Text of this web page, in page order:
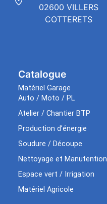
Catalogue
Matériel Garage
Auto / Moto / PL
Atelier / Chantier BTP
Production d’énergie
Soudure / Découpe
Nettoyage et Manutention
Espace vert / Irrigation
Matériel Agricole
02600 VILLERS
COTTERETS